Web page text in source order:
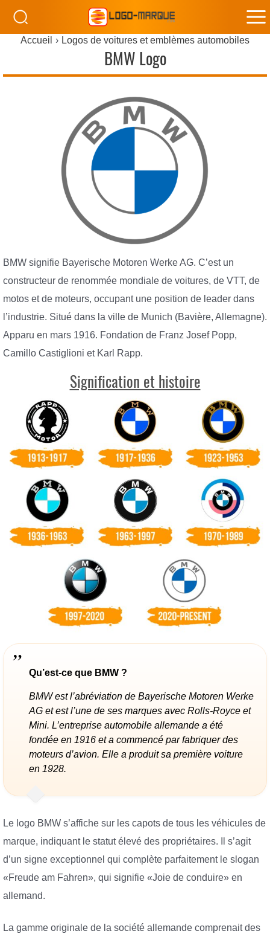
Accueil Logos de voitures et emblèmes automobiles
BMW Logo
BMW signifie Bayerische Motoren Werke AG. C’est un
constructeur de renommée mondiale de voitures, de VTT, de
motos et de moteurs, occupant une position de leader dans
l’industrie. Situé dans la ville de Munich (Bavière, Allemagne).
Apparu en mars 1916. Fondation de Franz Josef Popp,
Camillo Castiglioni et Karl Rapp.
Signification et histoire
Qu’est-ce que BMW ?
BMW est l’abréviation de Bayerische Motoren Werke
AG et est l’une de ses marques avec Rolls-Royce et
Mini. L’entreprise automobile allemande a été
fondée en 1916 et a commencé par fabriquer des
moteurs d’avion. Elle a produit sa première voiture
en 1928.
Le logo BMW s’affiche sur les capots de tous les véhicules de
marque, indiquant le statut élevé des propriétaires. Il s’agit
d’un signe exceptionnel qui complète parfaitement le slogan
«Freude am Fahren», qui signifie «Joie de conduire» en
allemand.
La gamme originale de la société allemande comprenait des